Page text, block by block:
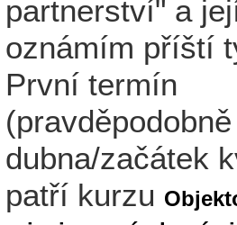
partnerství" a
oznámím příští
První termín
dubna/začátek
patří kurzu